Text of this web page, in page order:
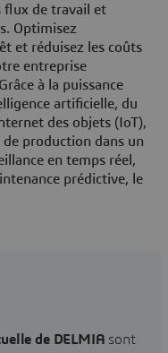
flux de travail et
Optimisez
et réduisez les coûts
entreprise
à la puissance
artificielle, du
des objets (IoT),
de production dans un
en temps réel,
prédictive, le
de DELMIA sont